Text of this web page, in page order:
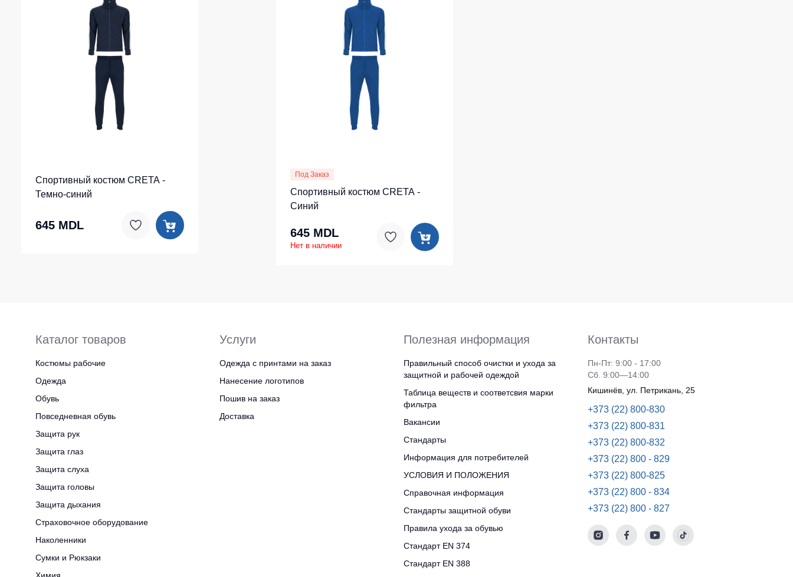
Спортивный костюм CRETA -
Темно-синий
645 MDL
Под Заказ
Спортивный костюм CRETA -
Синий
645 MDL
Нет в наличии
Каталог товаров
Костюмы рабочие
Одежда
Обувь
Повседневная обувь
Защита рук
Защита глаз
Защита слуха
Защита головы
Защита дыхания
Страховочное оборудование
Наколенники
Сумки и Рюкзаки
Услуги
Одежда с принтами на заказ
Нанесение логотипов
Пошив на заказ
Доставка
Полезная информация
Правильный способ очистки и ухода за
защитной и рабочей одеждой
Таблица веществ и соответсвия марки
фильтра
Вакансии
Стандарты
Информация для потребителей
УСЛОВИЯ И ПОЛОЖЕНИЯ
Справочная информация
Стандарты защитной обуви
Правила ухода за обувью
Стандарт EN 374
Стандарт EN 388
Контакты
Пн-Пт: 9:00 - 17:00
Сб. 9:00—14:00
Кишинёв, ул. Петрикань, 25
+373 (22) 800-830
+373 (22) 800-831
+373 (22) 800-832
+373 (22) 800 - 829
+373 (22) 800-825
+373 (22) 800 - 834
+373 (22) 800 - 827